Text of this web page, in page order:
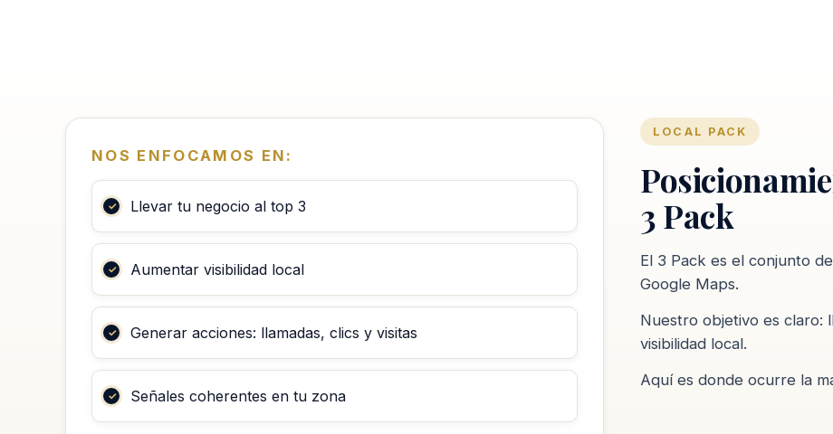
LOCAL PACK
3 Pack
El 3 Pack es el conjunto
Google Maps.
Nuestro objetivo es claro:
visibilidad local.
Aquí es donde ocurre la
NOS ENFOCAMOS EN:
Llevar tu negocio al top 3
Aumentar visibilidad local
Generar acciones: llamadas, clics y visitas
Señales coherentes en tu zona